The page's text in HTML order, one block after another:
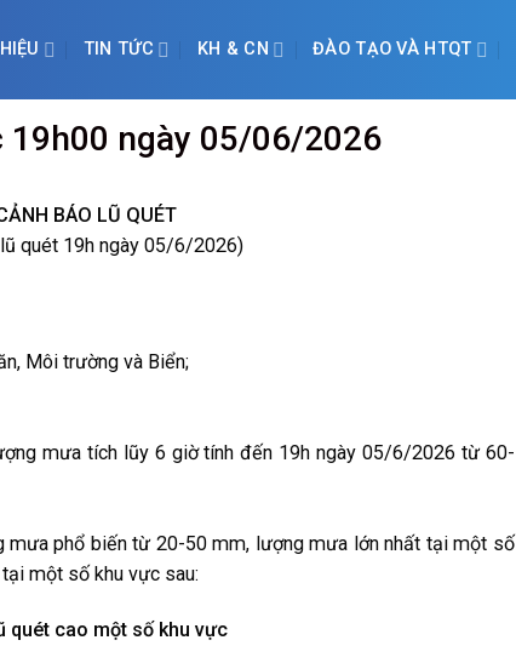
TIN TỨC KH & CN ĐÀO TẠO VÀ HTQT
19h00 ngày 05/06/2026
BÁO LŨ QUÉT
quét 19h ngày 05/6/2026)
Môi trường và Biển;
mưa tích lũy 6 giờ tính đến 19h ngày 05/6/2026 từ 60-
phổ biến từ 20-50 mm, lượng mưa lớn nhất tại một số
một số khu vực sau:
quét cao một số khu vực